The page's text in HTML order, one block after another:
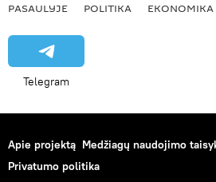
PASAULYJE POLITIKA EKONOMIKA
Telegram
Apie projektą Medžiagų naudojimo
Privatumo politika